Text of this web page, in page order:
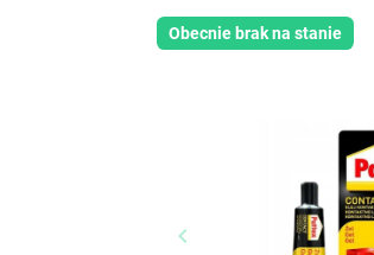
Obecnie brak na stanie
Poprzedni
keyboard_arrow_left